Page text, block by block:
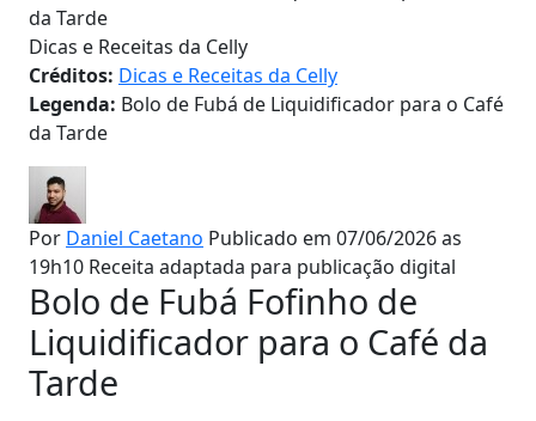
Dicas e Receitas da Celly
Créditos: Dicas e Receitas da Celly
Legenda: Bolo de Fubá de Liquidificador para o Café
da Tarde
Por Daniel Caetano Publicado em 07/06/2026 as
19h10 Receita adaptada para publicação digital
Bolo de Fubá Fofinho de
Liquidificador para o Café da
Tarde